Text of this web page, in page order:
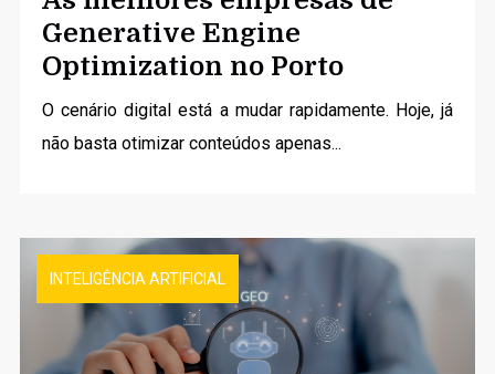
Generative Engine
Optimization no Porto
O cenário digital está a mudar rapidamente. Hoje, já
não basta otimizar conteúdos apenas...
INTELIGÊNCIA ARTIFICIAL